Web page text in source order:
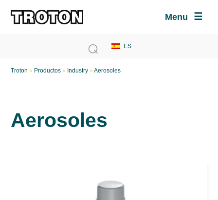
Menu
Troton » Productos » Industry »Aerosoles
Aerosoles